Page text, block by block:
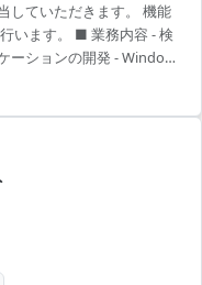
していただきます。 機能
います。 ■ 業務内容 - 検
ーションの開発 - Windows
経験を積むチャンス - 新